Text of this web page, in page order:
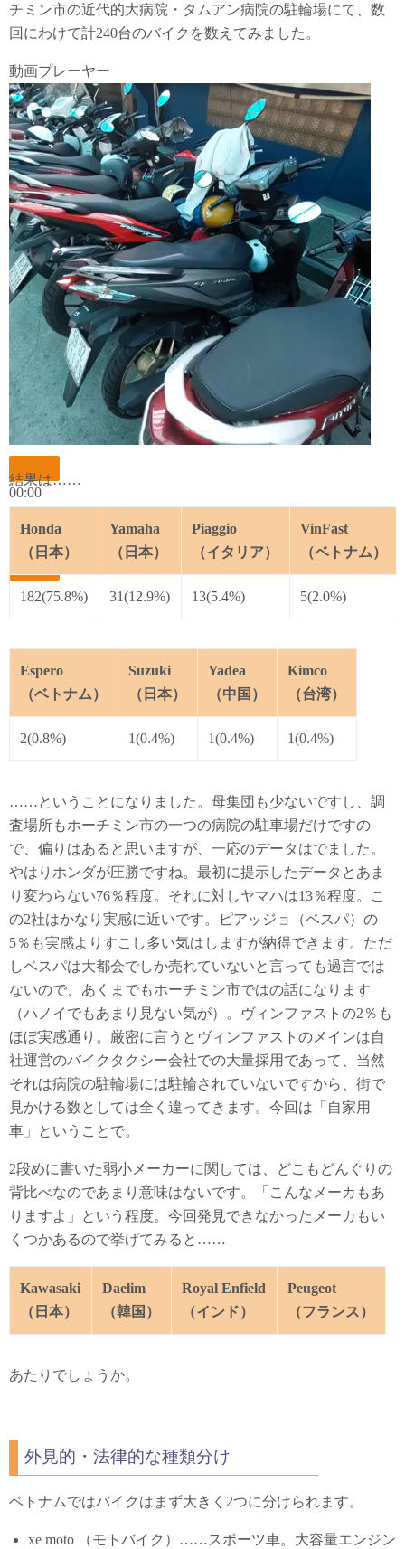
チミン市の近代的大病院・タムアン病院の駐輪場にて、数
回にわけて計240台のバイクを数えてみました。
動画プレーヤー
00:00
結果は……
Honda
（日本）
Yamaha
（日本）
Piaggio
（イタリア）
VinFast
（ベトナム）
182(75.8%) 31(12.9%) 13(5.4%) 5(2.0%)
Espero
（ベトナム）
Suzuki
（日本）
Yadea
（中国）
Kimco
（台湾）
2(0.8%) 1(0.4%) 1(0.4%) 1(0.4%)
……ということになりました。母集団も少ないですし、調
査場所もホーチミン市の一つの病院の駐車場だけですの
で、偏りはあると思いますが、一応のデータはでました。
やはりホンダが圧勝ですね。最初に提示したデータとあま
り変わらない76％程度。それに対しヤマハは13％程度。こ
の2社はかなり実感に近いです。ピアッジョ（ベスパ）の
5％も実感よりすこし多い気はしますが納得できます。ただ
しベスパは大都会でしか売れていないと言っても過言では
ないので、あくまでもホーチミン市ではの話になります
（ハノイでもあまり見ない気が）。ヴィンファストの2％も
ほぼ実感通り。厳密に言うとヴィンファストのメインは自
社運営のバイクタクシー会社での大量採用であって、当然
それは病院の駐輪場には駐輪されていないですから、街で
見かける数としては全く違ってきます。今回は「自家用
車」ということで。
2段めに書いた弱小メーカーに関しては、どこもどんぐりの
背比べなのであまり意味はないです。「こんなメーカもあ
りますよ」という程度。今回発見できなかったメーカもい
くつかあるので挙げてみると……
Kawasaki
（日本）
Daelim
（韓国）
Royal Enfield
（インド）
Peugeot
（フランス）
あたりでしょうか。
外見的・法律的な種類分け
ベトナムではバイクはまず大きく2つに分けられます。
xe moto （モトバイク）……スポーツ車。大容量エンジン